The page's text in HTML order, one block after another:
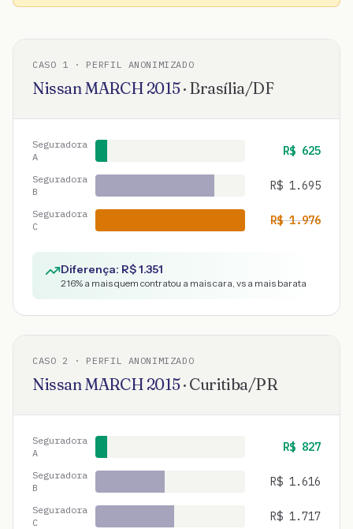
CASO 1 · PERFIL ANONIMIZADO
NissanMARCH 2015· Brasília/DF
Seguradora
A
R$ 625
Seguradora
B
R$ 1.695
Seguradora
C
R$1.976
Diferença: R$1.351
216% a mais quem contratou a mais cara, vs a mais barata
CASO 2 · PERFIL ANONIMIZADO
NissanMARCH 2015· Curitiba/PR
Seguradora
A
R$ 827
Seguradora
B
R$ 1.616
Seguradora
C
R$ 1.717